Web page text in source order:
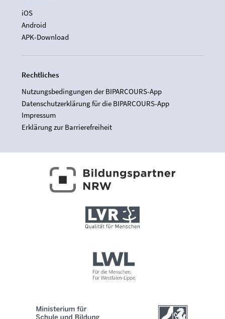
iOS
Android
APK-Download
Rechtliches
Nutzungsbedingungen der BIPARCOURS-App
Datenschutzerklärung für die BIPARCOURS-App
Impressum
Erklärung zur Barrierefreiheit